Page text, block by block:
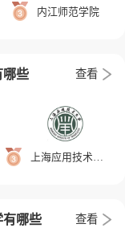
内江师范学院
哪些 查看
上海应用技术大学
有哪些 查看